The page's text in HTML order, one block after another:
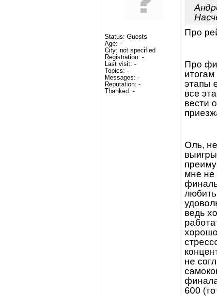
Про
Про
этапы
все
вести
Оль,
мне не
ведь
не
600
Status: Guests
Age: -
City: not specified
Registration: -
Last visit: -
Topics: -
Messages: -
Reputation: -
Thanked: -